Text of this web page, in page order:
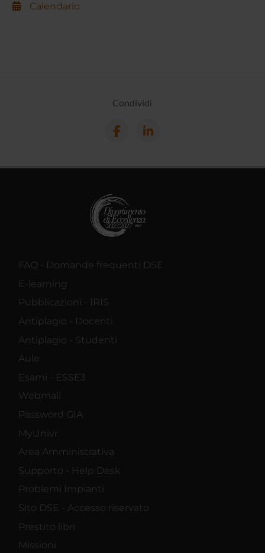
Calendario
Condividi
FAQ - Domande frequenti DSE
E-learning
Pubblicazioni - IRIS
Antiplagio - Docenti
Antiplagio - Studenti
Aule
Esami - ESSE3
Webmail
Password GIA
MyUnivr
Area Amministrativa
Supporto - Help Desk
Problemi Impianti
Sito DSE - Accesso riservato
Prestito libri
Missioni